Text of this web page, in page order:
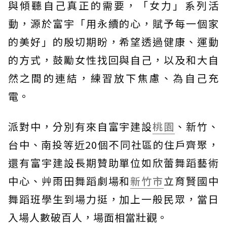
與傾聽自己真正的需要，「女力」系列活
動，源於富宇「用永續的心，賦予每一個家
的美好」的殷切期盼，希望透過健康、運動
的方式，鼓勵女性找回與自己，以及和大自
然之間的連結，練習放下焦慮、為自己充
電。
派對中，分別有來自富宇建設桃園 、新竹、
台中、南投等近20個不同社區的住戶齊聚，
還有富宇建設長期贊助單位如欣蕾舞蹈藝術
中心、艸雨田舞蹈劇場和新竹市立育賢國中
舞蹈班學生到場力挺，加上一般民眾，當日
入場人數破百人，場面相當壯觀。